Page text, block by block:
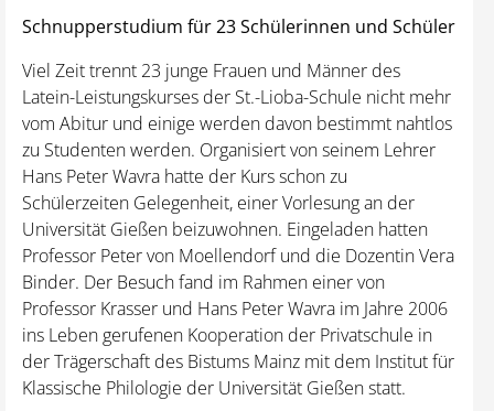
Schnupperstudium für 23 Schülerinnen und Schüler
Viel Zeit trennt 23 junge Frauen und Männer des
Latein-Leistungskurses der St.-Lioba-Schule nicht mehr
vom Abitur und einige werden davon bestimmt nahtlos
zu Studenten werden. Organisiert von seinem Lehrer
Hans Peter Wavra hatte der Kurs schon zu
Schülerzeiten Gelegenheit, einer Vorlesung an der
Universität Gießen beizuwohnen. Eingeladen hatten
Professor Peter von Moellendorf und die Dozentin Vera
Binder. Der Besuch fand im Rahmen einer von
Professor Krasser und Hans Peter Wavra im Jahre 2006
ins Leben gerufenen Kooperation der Privatschule in
der Trägerschaft des Bistums Mainz mit dem Institut für
Klassische Philologie der Universität Gießen statt.